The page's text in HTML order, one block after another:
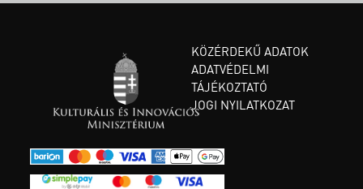
KÖZÉRDEKŰ ADATOK
ADATVÉDELMI
TÁJÉKOZTATÓ
JOGI NYILATKOZAT